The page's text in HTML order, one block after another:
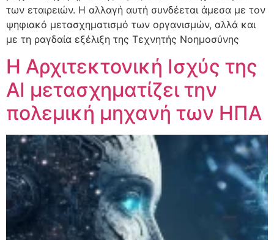
των εταιρειών. Η αλλαγή αυτή συνδέεται άμεσα με τον
ψηφιακό μετασχηματισμό των οργανισμών, αλλά και
με τη ραγδαία εξέλιξη της Τεχνητής Νοημοσύνης
Η Αρχιτεκτονική Ισχύς της
ΑΙ μετασχηματίζει την
πολεμική μηχανή των ΗΠΑ